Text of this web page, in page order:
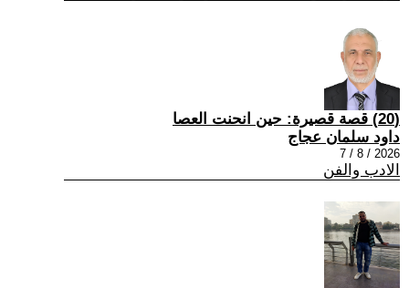
(20) قصة قصيرة: حين انحنت العصا
داود سلمان عجاج
2026 / 8 / 7
الادب والفن